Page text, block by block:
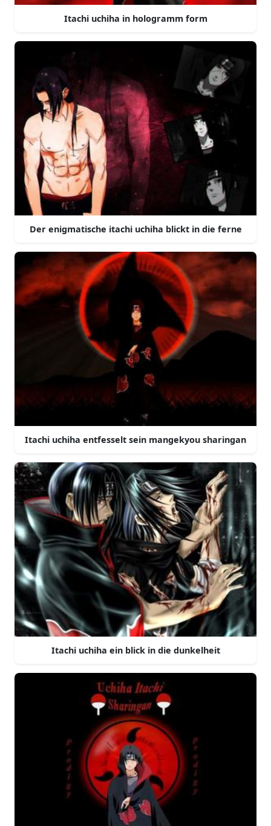
Itachi uchiha in hologramm form
Der enigmatische itachi uchiha blickt in die ferne
Itachi uchiha entfesselt sein mangekyou sharingan
Itachi uchiha ein blick in die dunkelheit